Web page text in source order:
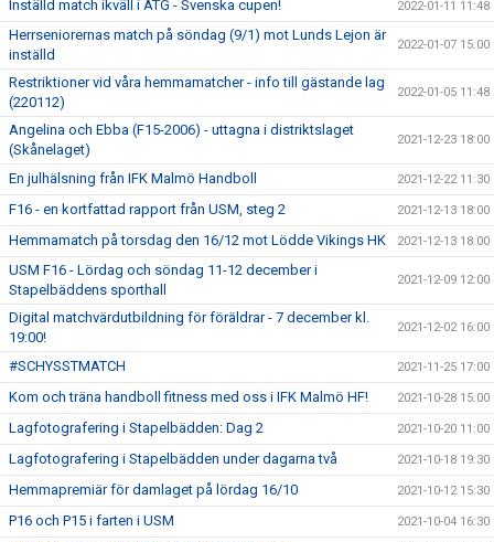
Inställd match ikväll i ATG - Svenska cupen! 2022-01-11 11:48
Herrseniorernas match på söndag (9/1) mot Lunds Lejon är
inställd
2022-01-07 15:00
Restriktioner vid våra hemmamatcher - info till gästande lag
(220112)
2022-01-05 11:48
Angelina och Ebba (F15-2006) - uttagna i distriktslaget
(Skånelaget)
2021-12-23 18:00
En julhälsning från IFK Malmö Handboll 2021-12-22 11:30
F16 - en kortfattad rapport från USM, steg 2 2021-12-13 18:00
Hemmamatch på torsdag den 16/12 mot Lödde Vikings HK 2021-12-13 18:00
USM F16 - Lördag och söndag 11-12 december i
Stapelbäddens sporthall
2021-12-09 12:00
Digital matchvärdutbildning för föräldrar - 7 december kl.
19:00!
2021-12-02 16:00
#SCHYSSTMATCH 2021-11-25 17:00
Kom och träna handboll fitness med oss i IFK Malmö HF! 2021-10-28 15:00
Lagfotografering i Stapelbädden: Dag 2 2021-10-20 11:00
Lagfotografering i Stapelbädden under dagarna två 2021-10-18 19:30
Hemmapremiär för damlaget på lördag 16/10 2021-10-12 15:30
P16 och P15 i farten i USM 2021-10-04 16:30